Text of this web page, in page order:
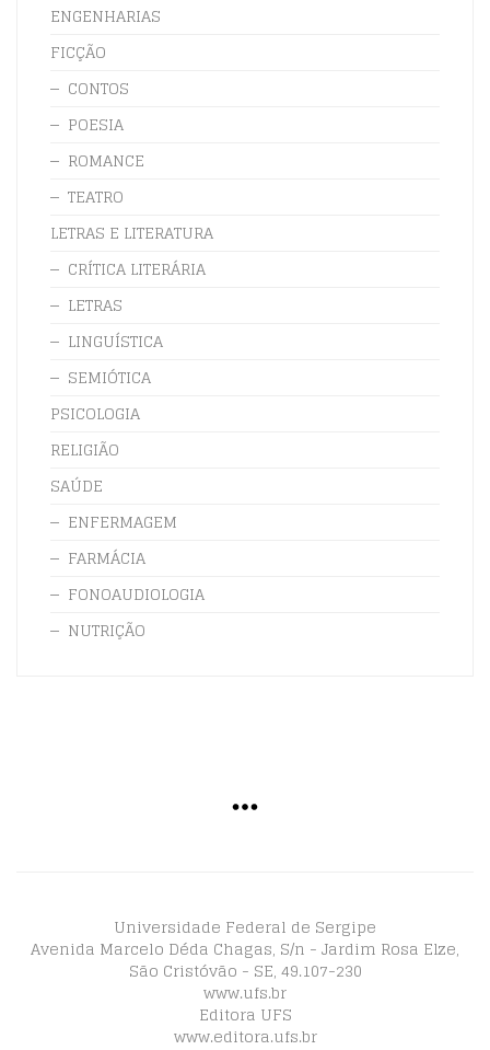
ENGENHARIAS
FICÇÃO
CONTOS
POESIA
ROMANCE
TEATRO
LETRAS E LITERATURA
CRÍTICA LITERÁRIA
LETRAS
LINGUÍSTICA
SEMIÓTICA
PSICOLOGIA
RELIGIÃO
SAÚDE
ENFERMAGEM
FARMÁCIA
FONOAUDIOLOGIA
NUTRIÇÃO
Universidade Federal de Sergipe
Avenida Marcelo Déda Chagas, S/n - Jardim Rosa Elze,
São Cristóvão - SE, 49.107-230
www.ufs.br
Editora UFS
www.editora.ufs.br